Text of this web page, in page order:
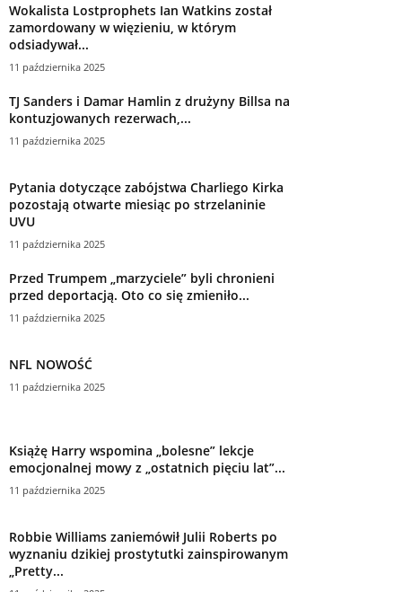
Wokalista Lostprophets Ian Watkins został
zamordowany w więzieniu, w którym
odsiadywał...
11 października 2025
TJ Sanders i Damar Hamlin z drużyny Billsa na
kontuzjowanych rezerwach,...
11 października 2025
Pytania dotyczące zabójstwa Charliego Kirka
pozostają otwarte miesiąc po strzelaninie
UVU
11 października 2025
Przed Trumpem „marzyciele” byli chronieni
przed deportacją. Oto co się zmieniło...
11 października 2025
NFL NOWOŚĆ
11 października 2025
Książę Harry wspomina „bolesne” lekcje
emocjonalnej mowy z „ostatnich pięciu lat”...
11 października 2025
Robbie Williams zaniemówił Julii Roberts po
wyznaniu dzikiej prostytutki zainspirowanym
„Pretty...